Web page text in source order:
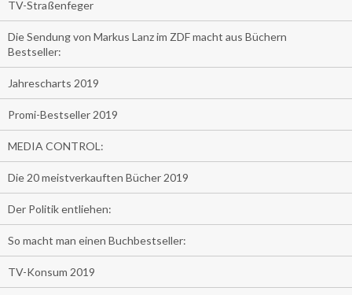
TV-Straßenfeger
Die Sendung von Markus Lanz im ZDF macht aus Büchern
Bestseller:
Jahrescharts 2019
Promi-Bestseller 2019
MEDIA CONTROL:
Die 20 meistverkauften Bücher 2019
Der Politik entliehen:
So macht man einen Buchbestseller:
TV-Konsum 2019